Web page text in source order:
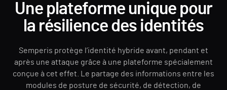
Une plateforme unique pour
la résilience des identités
Semperis protège l’identité hybride avant, pendant et
après une attaque grâce à une plateforme spécialement
conçue à cet effet. Le partage des informations entre les
modules de posture de sécurité, de détection, de